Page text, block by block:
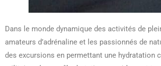
Dans le monde dynamique des activités de
amateurs d’adrénaline et les passionnés de
des excursions en permettant une